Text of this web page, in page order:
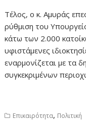
Τέλος, ο κ. Αμυράς
ρύθμιση του
κάτω των 2.000
υφιστάμενες
εναρμονίζεται με τα
συγκεκριμένων
Επικαιρότητα, Πολιτική